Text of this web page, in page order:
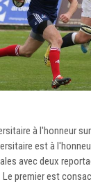
à l'honneur
est à
avec deux
premier est